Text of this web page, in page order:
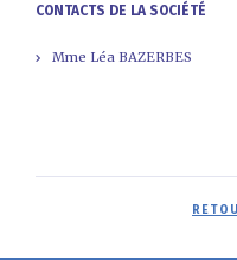
CONTACTS DE LA SOCIÉTÉ
Mme Léa BAZERBES